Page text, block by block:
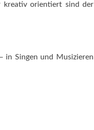
kreativ orientiert sind der
in Singen und Musizieren